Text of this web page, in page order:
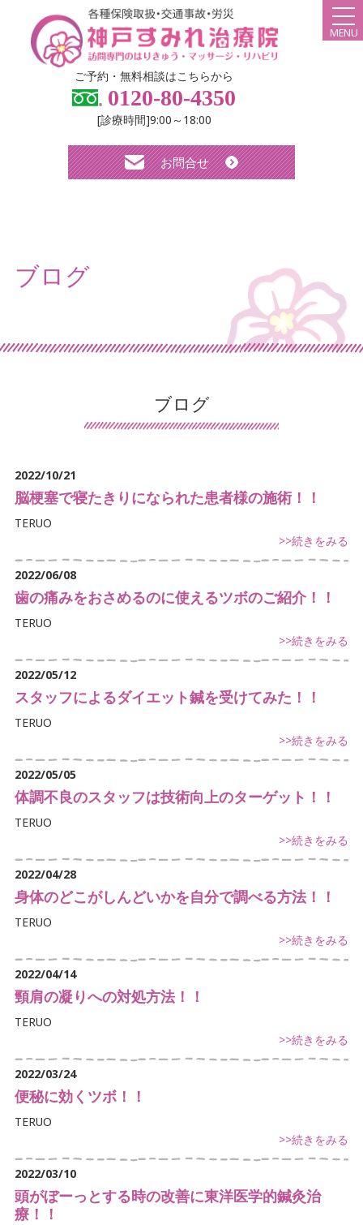
ご予約・無料相談はこちらから
0120-80-4350
[診療時間]9:00～18:00
お問合せ
MENU
弊社について
スタッフ紹介
診療メニュー・料金
求人について
ブログ
交通事故治療
鍼灸について
マッサージ・リハビリについて
デイサービスについて
訪問看護について
手足のしびれでお悩み
首・肩こりでお悩み
足の痛みでお悩み
体に痛みでお悩み
ブログ
ブログ
2022/10/21
脳梗塞で寝たきりになられた患者様の施術！！
TERUO
>>続きをみる
2022/06/08
歯の痛みをおさめるのに使えるツボのご紹介！！
TERUO
>>続きをみる
2022/05/12
スタッフによるダイエット鍼を受けてみた！！
TERUO
>>続きをみる
2022/05/05
体調不良のスタッフは技術向上のターゲット！！
TERUO
>>続きをみる
2022/04/28
身体のどこがしんどいかを自分で調べる方法！！
TERUO
>>続きをみる
2022/04/14
頸肩の凝りへの対処方法！！
TERUO
>>続きをみる
2022/03/24
便秘に効くツボ！！
TERUO
>>続きをみる
2022/03/10
頭がぼーっとする時の改善に東洋医学的鍼灸治
療！！